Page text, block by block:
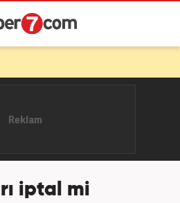
iptal mi